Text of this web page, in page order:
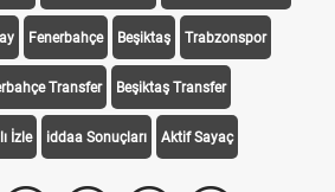
Fenerbahçe Beşiktaş Trabzonspor
Transfer Beşiktaş Transfer
İzle iddaa Sonuçları Aktif Sayaç